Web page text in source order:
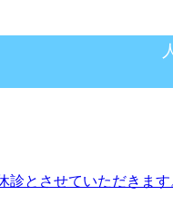
診とさせていただきま